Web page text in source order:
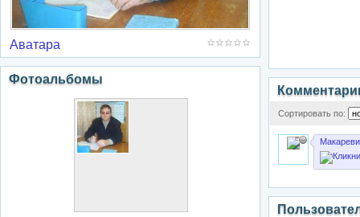
Аватара
Фотоальбомы
Сортировать по: